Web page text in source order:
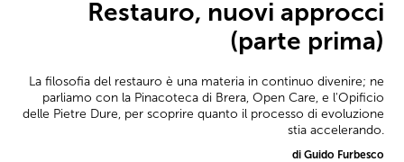
Restauro, nuovi approcci
(parte prima)
La filosofia del restauro è una materia in continuo divenire; ne
parliamo con la Pinacoteca di Brera, Open Care, e l'Opificio
delle Pietre Dure, per scoprire quanto il processo di evoluzione
stia accelerando.
di Guido Furbesco